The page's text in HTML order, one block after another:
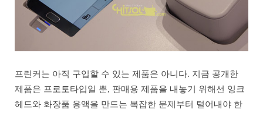
프린커는 아직 구입할 수 있는 제품은 아니다. 지금 공개한
제품은 프로토타입일 뿐, 판매용 제품을 내놓기 위해선 잉크
헤드와 화장품 용액을 만드는 복잡한 문제부터 털어내야 한